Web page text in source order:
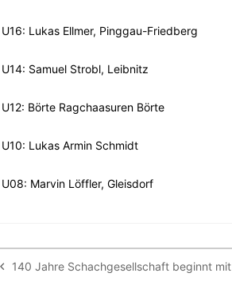
U16: Lukas Ellmer, Pinggau-Friedberg
U14: Samuel Strobl, Leibnitz
U12: Börte Ragchaasuren Börte
U10: Lukas Armin Schmidt
U08: Marvin Löffler, Gleisdorf
140 Jahre Schachgesellschaft beginnt mit